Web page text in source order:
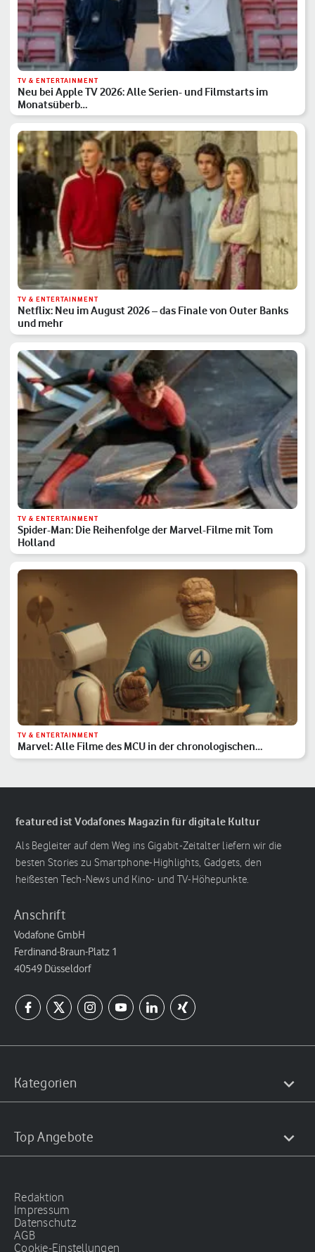
TV & ENTERTAINMENT
Neu bei Apple TV 2026: Alle Serien- und Filmstarts im
Monatsüberb…
TV & ENTERTAINMENT
Netflix: Neu im August 2026 – das Finale von Outer Banks
und mehr
TV & ENTERTAINMENT
Spider-Man: Die Reihenfolge der Marvel-Filme mit Tom
Holland
TV & ENTERTAINMENT
Marvel: Alle Filme des MCU in der chronologischen
Reihenfolge
featured ist Vodafones Magazin für digitale Kultur
Als Begleiter auf dem Weg ins Gigabit-Zeitalter liefern wir die
besten Stories zu Smartphone-Highlights, Gadgets, den
heißesten Tech-News und Kino- und TV-Höhepunkte.
Anschrift
Vodafone GmbH
Ferdinand-Braun-Platz 1
40549 Düsseldorf
Kategorien
Top Angebote
Redaktion
Impressum
Datenschutz
AGB
Cookie-Einstellungen